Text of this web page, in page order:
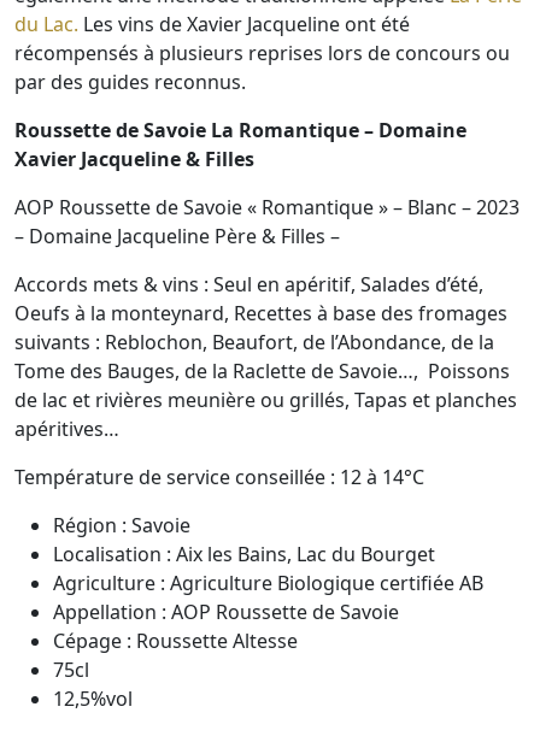
du Lac. Les vins de Xavier Jacqueline ont été
récompensés à plusieurs reprises lors de concours ou
par des guides reconnus.
Roussette de Savoie La Romantique – Domaine
Xavier Jacqueline & Filles
AOP Roussette de Savoie « Romantique » – Blanc – 2023
– Domaine Jacqueline Père & Filles –
Accords mets & vins : Seul en apéritif, Salades d’été,
Oeufs à la monteynard, Recettes à base des fromages
suivants : Reblochon, Beaufort, de l’Abondance, de la
Tome des Bauges, de la Raclette de Savoie…, Poissons
de lac et rivières meunière ou grillés, Tapas et planches
apéritives…
Température de service conseillée : 12 à 14°C
Région : Savoie
Localisation : Aix les Bains, Lac du Bourget
Agriculture : Agriculture Biologique certifiée AB
Appellation : AOP Roussette de Savoie
Cépage : Roussette Altesse
75cl
12,5%vol